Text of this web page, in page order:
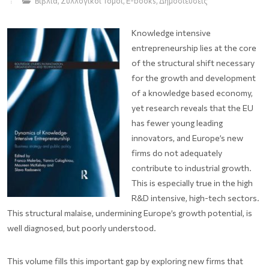
Knowledge intensive
entrepreneurship lies at the core
of the structural shift necessary
for the growth and development
of a knowledge based economy,
yet research reveals that the EU
has fewer young leading
innovators, and Europe’s new
firms do not adequately
contribute to industrial growth.
This is especially true in the high
R&D intensive, high-tech sectors.
This structural malaise, undermining Europe’s growth potential, is
well diagnosed, but poorly understood.
This volume fills this important gap by exploring new firms that